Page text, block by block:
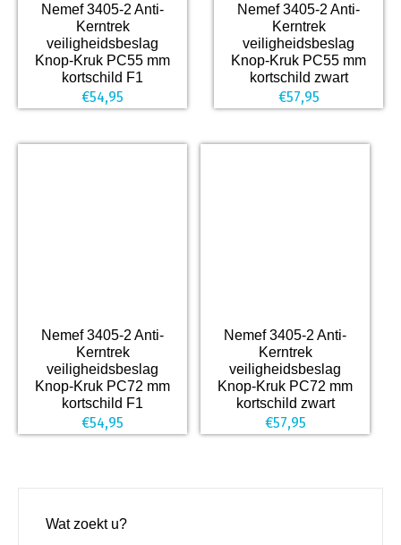
Nemef 3405-2 Anti-
Kerntrek
veiligheidsbeslag
Knop-Kruk PC55 mm
kortschild F1
€54,95
Nemef 3405-2 Anti-
Kerntrek
veiligheidsbeslag
Knop-Kruk PC55 mm
kortschild zwart
€57,95
Nemef 3405-2 Anti-
Kerntrek
veiligheidsbeslag
Knop-Kruk PC72 mm
kortschild F1
€54,95
Nemef 3405-2 Anti-
Kerntrek
veiligheidsbeslag
Knop-Kruk PC72 mm
kortschild zwart
€57,95
Wat zoekt u?